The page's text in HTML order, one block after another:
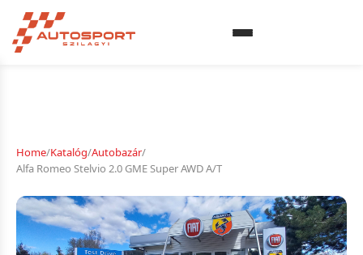
Home/Katalóg/Autobazár/
Alfa Romeo Stelvio 2.0 GME Super AWD A/T